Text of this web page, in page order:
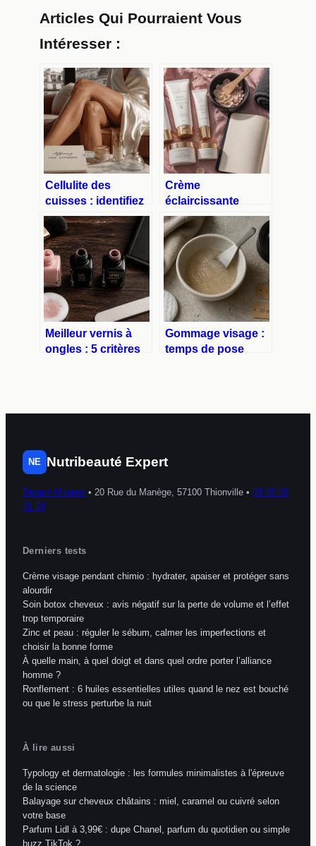
Articles Qui Pourraient Vous
Intéresser :
Cellulite des
cuisses : identifiez
votre type pour un
plan d’action
efficace
Crème
éclaircissante
intime : 4 actifs de
pharmacie pour
unifier sans risque
Meilleur vernis à
ongles : 5 critères
Gommage visage :
temps de pose
NE Nutribeauté Expert
Beauté Urbaine • 20 Rue du Manège, 57100 Thionville • 03 82 53
51 53
Derniers tests
Crème visage pendant chimio : hydrater, apaiser et protéger sans
alourdir
Soin botox cheveux : avis négatif sur la perte de volume et l’effet
trop temporaire
Zinc et peau : réguler le sébum, calmer les imperfections et
choisir la bonne forme
À quelle main, à quel doigt et dans quel ordre porter l’alliance
homme ?
Ronflement : 6 huiles essentielles utiles quand le nez est bouché
ou que le stress perturbe la nuit
À lire aussi
Typology et dermatologie : les formules minimalistes à l'épreuve
de la science
Balayage sur cheveux châtains : miel, caramel ou cuivré selon
votre base
Parfum Lidl à 3,99€ : dupe Chanel, parfum du quotidien ou simple
buzz TikTok ?